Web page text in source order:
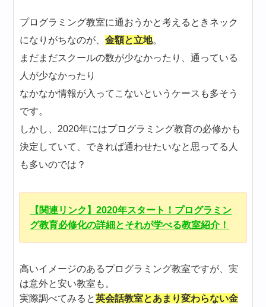
プログラミング教室に通おうかと考えるときネック
になりがちなのが、金額と立地。
まだまだスクールの数が少なかったり、通っている
人が少なかったり
なかなか情報が入ってこないというケースも多そう
です。
しかし、2020年にはプログラミング教育の必修かも
決定していて、できれば通わせたいなと思ってる人
も多いのでは？
【関連リンク】2020年スタート！プログラミン
グ教育必修化の詳細とそれが学べる教室紹介！
高いイメージのあるプログラミング教室ですが、実
は意外と安い教室も。
実際調べてみると英会話教室とあまり変わらない金